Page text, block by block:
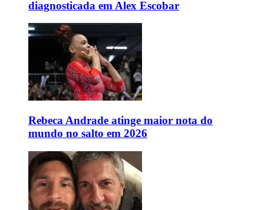
diagnosticada em Alex Escobar
Rebeca Andrade atinge maior nota do
mundo no salto em 2026